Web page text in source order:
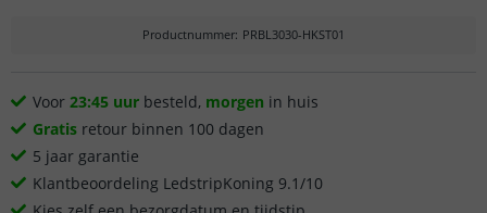
Productnummer: PRBL3030-HKST01
Voor 23:45 uur besteld, morgen in huis
Gratis retour binnen 100 dagen
5 jaar garantie
Klantbeoordeling LedstripKoning 9.1/10